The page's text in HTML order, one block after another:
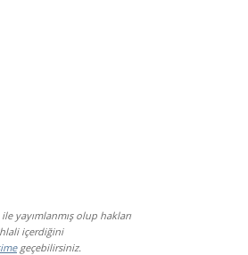
yayımlanmış olup hakları
içerdiğini
geçebilirsiniz.